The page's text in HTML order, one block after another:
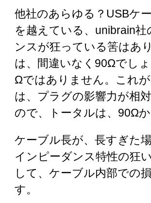
他社のあらゆる？USBケ
を越えている、unibrain
ンスが狂っている筈はあ
は、間違いなく90Ωでし
Ωではありません。これ
は、プラグの影響力が相
ので、トータルは、90Ω
ケーブル長が、長すぎた
インピーダンス特性の狂
して、ケーブル内部での
す。